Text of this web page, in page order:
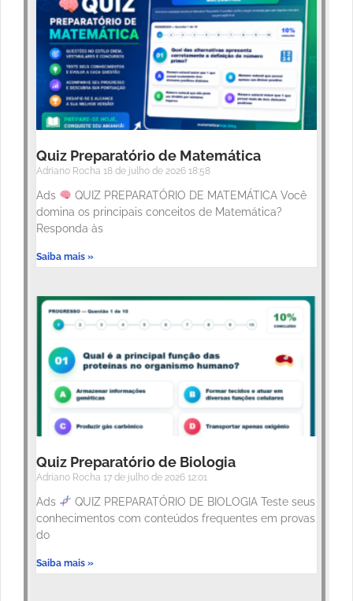
Quiz Preparatório de Matemática
Adriano Rocha 18 de julho de 2026 18:58
Ads
QUIZ PREPARATÓRIO DE MATEMÁTICA Você
domina os principais conceitos de Matemática?
Responda às
Saiba mais »
Quiz Preparatório de Biologia
Adriano Rocha 17 de julho de 2026 12:01
Ads
QUIZ PREPARATÓRIO DE BIOLOGIA Teste seus
conhecimentos com conteúdos frequentes em provas
do
Saiba mais »